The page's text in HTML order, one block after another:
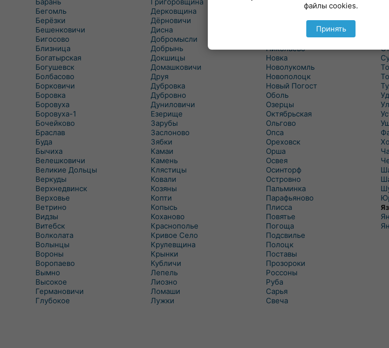
Бегомль
Берёзки
Бешенковичи
Бигосово
Близница
Богатырская
Богушевск
Болбасово
Борковичи
Боровка
Боровуха
Боровуха-1
Бочейково
Браслав
Буда
Бычиха
Велешковичи
Великие Дольцы
Веркуды
Верхнедвинск
Верховье
Ветрино
Видзы
Витебск
Волколата
Волынцы
Вороны
Воропаево
Вымно
Высокое
Германовичи
Глубокое
Дерковщина
Дёрновичи
Дисна
Добромысли
Добрынь
Докшицы
Домашковичи
Друя
Дубровка
Дубровно
Дуниловичи
Езерище
Зарубы
Заслоново
Зябки
Камаи
Камень
Клястицы
Ковали
Козяны
Копти
Копысь
Коханово
Краснополье
Кривое Село
Крулевщина
Крынки
Кубличи
Лепель
Лиозно
Ломаши
Лужки
Мишневичи
Николаево
Новка
Новолукомль
Новополоцк
Новый Погост
Оболь
Озерцы
Октябрьская
Ольгово
Опса
Ореховск
Орша
Освея
Осинторф
Островно
Пальминка
Парафьяново
Плисса
Повятье
Погоща
Подсвилье
Полоцк
Поставы
Прозороки
Россоны
Руба
Сарья
Свеча
файлы cookies.
Принять